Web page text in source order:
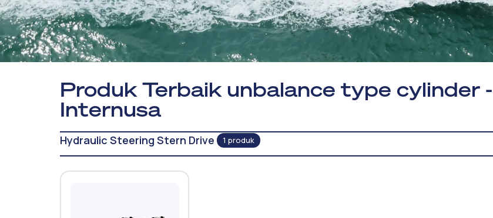
Produk Terbaik unbalance type cylinder
Internusa
Hydraulic Steering Stern Drive 1 produk